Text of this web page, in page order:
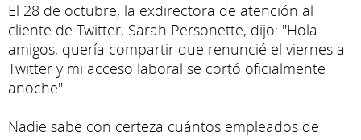
El 28 de octubre, la exdirectora de atención al
cliente de Twitter, Sarah Personette, dijo: "Hola
amigos, quería compartir que renuncié el viernes a
Twitter y mi acceso laboral se cortó oficialmente
anoche".
Nadie sabe con certeza cuántos empleados de